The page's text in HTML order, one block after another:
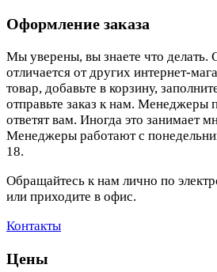
Оформление заказа
Мы уверены, вы знаете что делать.
отличается от других интернет-
товар, добавьте в корзину,
отправьте заказ к нам. Менеджеры
ответят вам. Иногда это занимает
Менеджеры работают с
18.
Обращайтесь к нам лично по
или приходите в офис.
Контакты
Цены